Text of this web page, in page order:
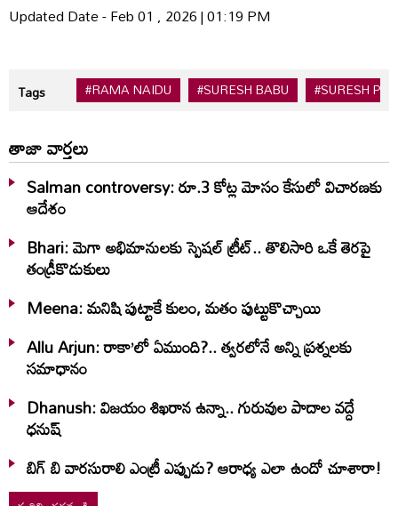
Updated Date - Feb 01 , 2026 | 01:19 PM
Tags #RAMA NAIDU #SURESH BABU #SURESH
తాజా వార్తలు
Salman controversy: రూ.3 కోట్ల మోసం కేసులో విచారణకు
ఆదేశం
Bhari: మెగా అభిమానులకు స్పెషల్ ట్రీట్.. తొలిసారి ఒకే తెరపై
తండ్రీకొడుకులు
Meena: మనిషి పుట్టాకే కులం, మతం పుట్టుకొచ్చాయి
Allu Arjun: రాకా’లో ఏముంది?.. త్వరలోనే అన్ని ప్రశ్నలకు
సమాధానం
Dhanush: విజయం శిఖరాన ఉన్నా.. గురువుల పాదాల వద్దే
ధనుష్‌
బిగ్ బి వారసురాలి ఎంట్రీ ఎప్పుడు? ఆరాధ్య ఎలా ఉందో చూశారా!